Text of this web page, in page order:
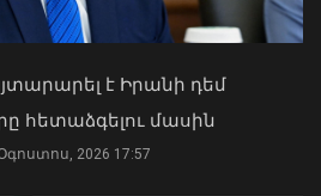
է Իրանի դեմ
հետաձգելու մասին
2026 17:57